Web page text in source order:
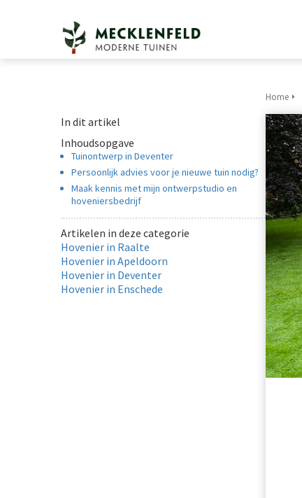
In dit artikel
Inhoudsopgave
Tuinontwerp in Deventer
Persoonlijk advies voor je nieuwe tuin nodig?
Maak kennis met mijn ontwerpstudio en
hoveniersbedrijf
Artikelen in deze categorie
Hovenier in Raalte
Hovenier in Apeldoorn
Hovenier in Deventer
Hovenier in Enschede
Home